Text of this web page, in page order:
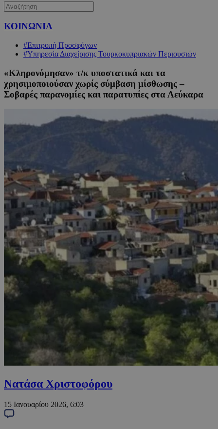
ΚΟΙΝΩΝΙΑ
#Επιτροπή Προσφύγων
#Υπηρεσία Διαχείρισης Τουρκοκυπριακών Περιουσιών
«Κληρονόμησαν» τ/κ υποστατικά και τα
χρησιμοποιούσαν χωρίς σύμβαση μίσθωσης –
Σοβαρές παρανομίες και παρατυπίες στα Λεύκαρα
Νατάσα Χριστοφόρου
15 Ιανουαρίου 2026, 6:03